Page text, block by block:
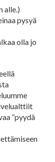
alle.)
pysyä
olla jo
”pyydä